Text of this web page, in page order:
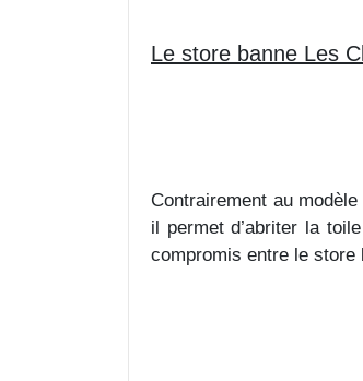
Le store banne Les
Contrairement au
il permet d’abriter la
compromis entre le store